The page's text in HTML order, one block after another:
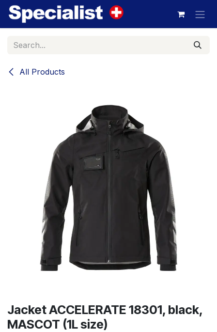
Skip to Content
All Products
Jacket ACCELERATE 18301, black,
MASCOT (1L size)